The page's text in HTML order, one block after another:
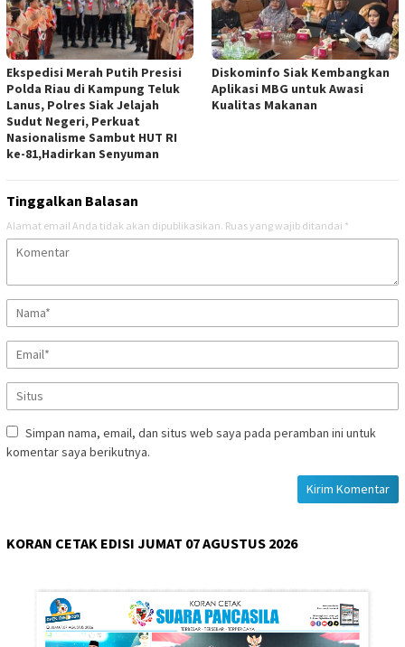
Ekspedisi Merah Putih Presisi
Polda Riau di Kampung Teluk
Lanus, Polres Siak Jelajah
Sudut Negeri, Perkuat
Nasionalisme Sambut HUT RI
ke-81,Hadirkan Senyuman
Diskominfo Siak Kembangkan
Aplikasi MBG untuk Awasi
Kualitas Makanan
Tinggalkan Balasan
Alamat email Anda tidak akan dipublikasikan. Ruas yang wajib ditandai *
Simpan nama, email, dan situs web saya pada peramban ini untuk
komentar saya berikutnya.
KORAN CETAK EDISI JUMAT 07 AGUSTUS 2026